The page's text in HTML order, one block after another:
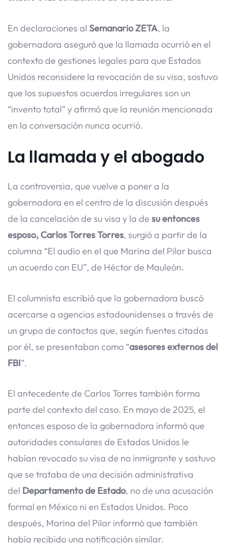
En declaraciones al Semanario ZETA, la
gobernadora aseguró que la llamada ocurrió en el
contexto de gestiones legales para que Estados
Unidos reconsidere la revocación de su visa, sostuvo
que los supuestos acuerdos irregulares son un
“invento total” y afirmó que la reunión mencionada
en la conversación nunca ocurrió.
La llamada y el abogado
La controversia, que vuelve a poner a la
gobernadora en el centro de la discusión después
de la cancelación de su visa y la de su entonces
esposo, Carlos Torres Torres, surgió a partir de la
columna “El audio en el que Marina del Pilar busca
un acuerdo con EU”, de Héctor de Mauleón.
El columnista escribió que la gobernadora buscó
acercarse a agencias estadounidenses a través de
un grupo de contactos que, según fuentes citadas
por él, se presentaban como “asesores externos del
FBI”.
El antecedente de Carlos Torres también forma
parte del contexto del caso. En mayo de 2025, el
entonces esposo de la gobernadora informó que
autoridades consulares de Estados Unidos le
habían revocado su visa de no inmigrante y sostuvo
que se trataba de una decisión administrativa
del Departamento de Estado, no de una acusación
formal en México ni en Estados Unidos. Poco
después, Marina del Pilar informó que también
había recibido una notificación similar.